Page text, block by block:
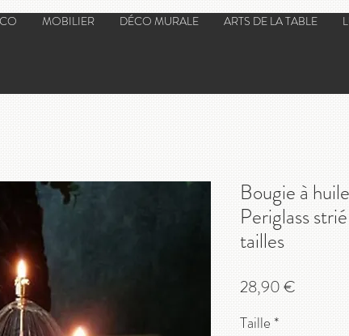
MOBILIER DÉCO MURALE ARTS DE LA TABLE
Bougie à
Periglass
tailles
28,90 €Prix
Taille*